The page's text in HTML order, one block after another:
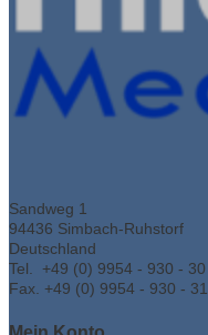
Sandweg 1
94436 Simbach-Ruhstorf
Deutschland
Tel. +49 (0) 9954 - 930 - 30
Fax. +49 (0) 9954 - 930 - 31